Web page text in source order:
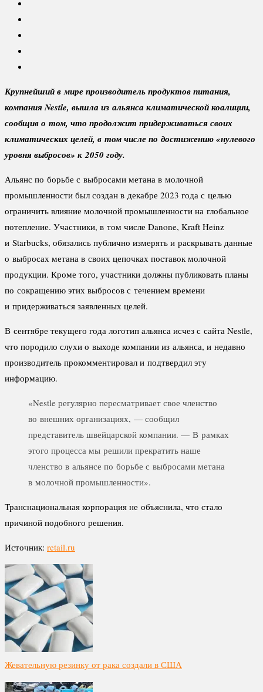
Крупнейший в мире производитель продуктов питания,
компания Nestle, вышла из альянса климатической коалиции,
сообщив о том, что продолжит придерживаться своих
климатических целей, в том числе по достижению «нулевого
уровня выбросов» к 2050 году.
Альянс по борьбе с выбросами метана в молочной
промышленности был создан в декабре 2023 года с целью
ограничить влияние молочной промышленности на глобальное
потепление. Участники, в том числе Danone, Kraft Heinz
и Starbucks, обязались публично измерять и раскрывать данные
о выбросах метана в своих цепочках поставок молочной
продукции. Кроме того, участники должны публиковать планы
по сокращению этих выбросов с течением времени
и придерживаться заявленных целей.
В сентябре текущего года логотип альянса исчез с сайта Nestle,
что породило слухи о выходе компании из альянса, и недавно
производитель прокомментировал и подтвердил эту
информацию.
«Nestle регулярно пересматривает свое членство
во внешних организациях, — сообщил
представитель швейцарской компании. — В рамках
этого процесса мы решили прекратить наше
членство в альянсе по борьбе с выбросами метана
в молочной промышленности».
Транснациональная корпорация не объяснила, что стало
причиной подобного решения.
Источник: retail.ru
Жевательную резинку от рака создали в США